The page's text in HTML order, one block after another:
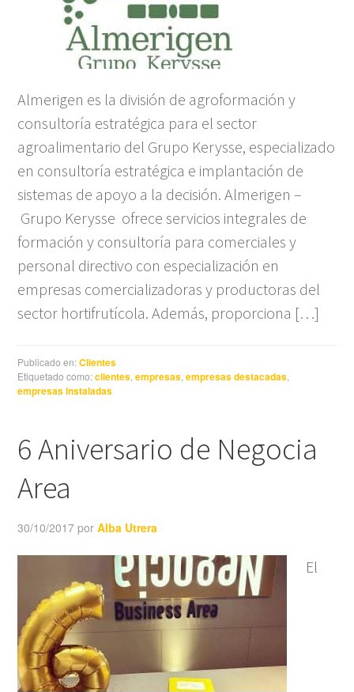
Almerigen es la división de agroformación y
consultoría estratégica para el sector
agroalimentario del Grupo Kerysse, especializado
en consultoría estratégica e implantación de
sistemas de apoyo a la decisión. Almerigen –
Grupo Kerysse ofrece servicios integrales de
formación y consultoría para comerciales y
personal directivo con especialización en
empresas comercializadoras y productoras del
sector hortifrutícola. Además, proporciona […]
Publicado en:Clientes
Etiquetado como:clientes ,empresas ,empresas destacadas
empresas instaladas
6 Aniversario de Negocia
Area
30/10/2017 porAlba Utrera
El